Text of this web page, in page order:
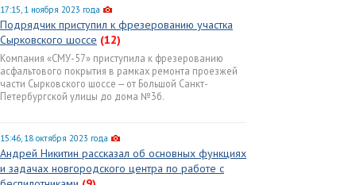
17:15, 1 ноября 2023 года
Подрядчик приступил к фрезерованию участка
Сырковского шоссе (12)
Компания «СМУ-57» приступила к фрезерованию
асфальтового покрытия в рамках ремонта проезжей
части Сырковского шоссе — от Большой Санкт-
Петербургской улицы до дома №3б.
15:46, 18 октября 2023 года
Андрей Никитин рассказал об основных функциях
и задачах новгородского центра по работе с